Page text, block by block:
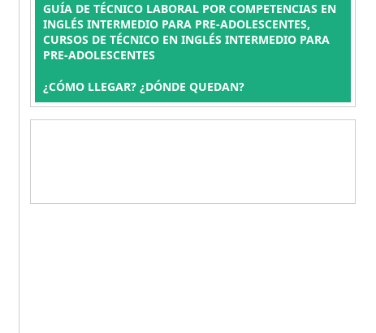
GUÍA DE TÉCNICO LABORAL POR COMPETENCIAS EN
INGLÉS INTERMEDIO PARA PRE-ADOLESCENTES,
CURSOS DE TÉCNICO EN INGLÉS INTERMEDIO PARA
PRE-ADOLESCENTES
¿CÓMO LLEGAR? ¿DÓNDE QUEDAN?